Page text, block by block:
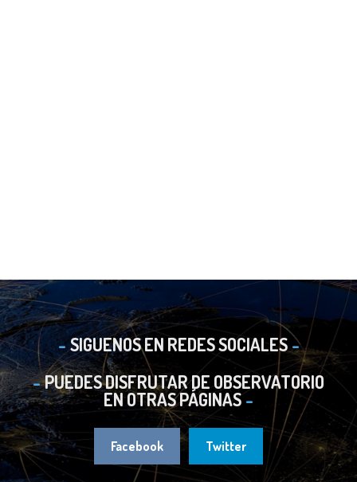
SIGUENOS EN REDES SOCIALES
PUEDES DISFRUTAR DE OBSERVATORIO
EN OTRAS PÁGINAS
Facebook Twitter